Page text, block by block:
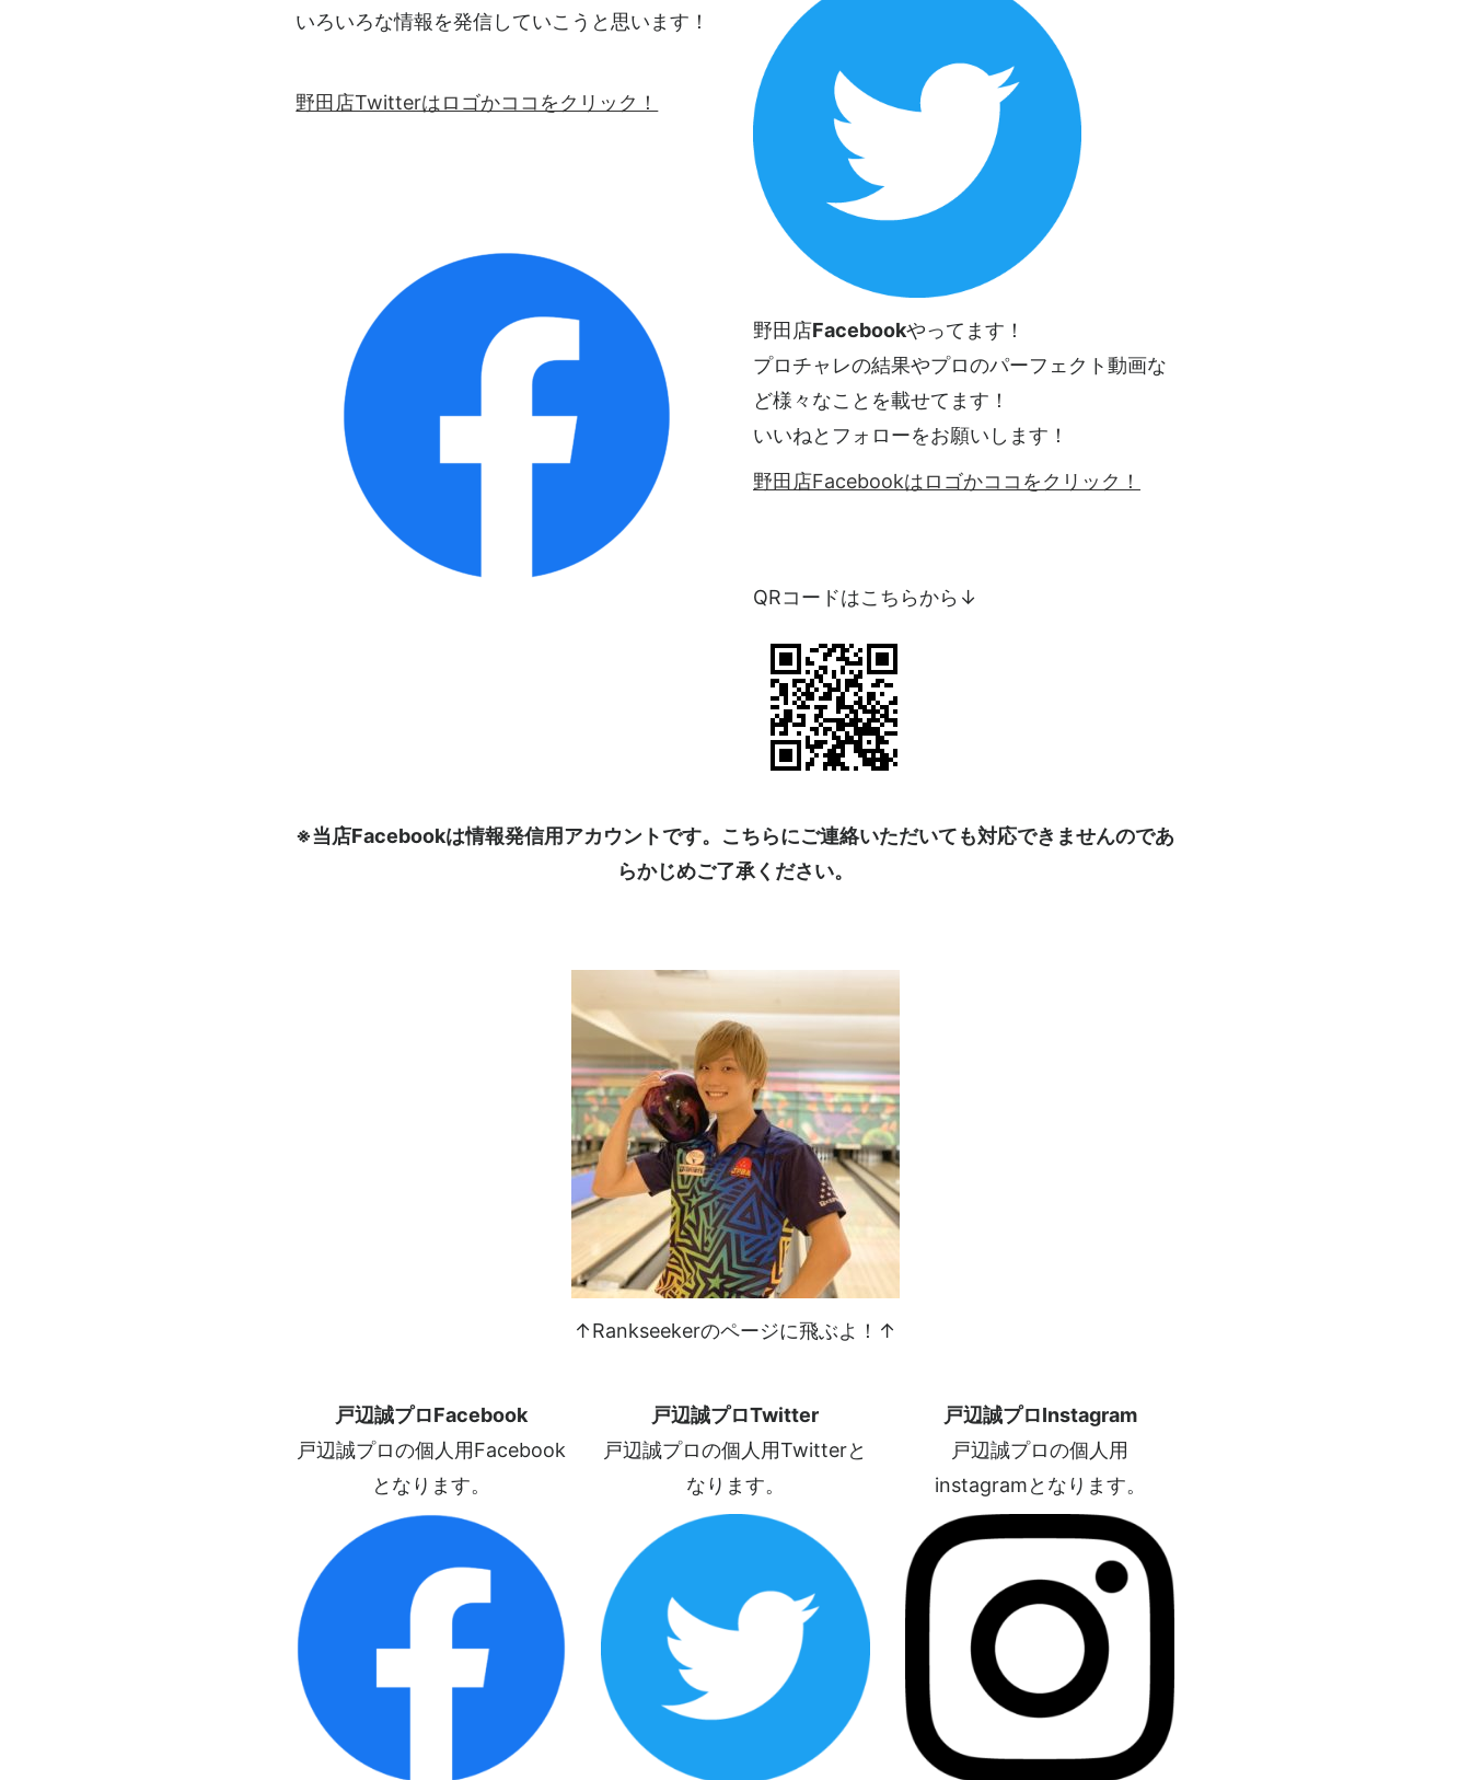
いろいろな情報を発信していこうと思います！
野田店Twitterはロゴかココをクリック！
野田店Facebookやってます！
プロチャレの結果やプロのパーフェクト動画な
ど様々なことを載せてます！
いいねとフォローをお願いします！
野田店Facebookはロゴかココをクリック！
QRコードはこちらから↓
※当店Facebookは情報発信用アカウントです。こちらにご連絡いただいても対応できませんのであ
らかじめご了承ください。
↑Rankseekerのページに飛ぶよ！↑
戸辺誠プロFacebook
戸辺誠プロの個人用Facebook
となります。
戸辺誠プロTwitter
戸辺誠プロの個人用Twitterと
なります。
戸辺誠プロInstagram
戸辺誠プロの個人用
instagramとなります。